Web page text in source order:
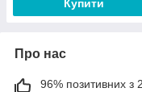
Купити
Про нас
96% позитивних з